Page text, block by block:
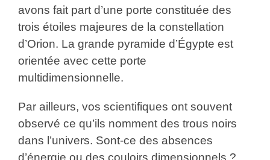
avons fait part d’une porte constituée des
trois étoiles majeures de la constellation
d’Orion. La grande pyramide d’Égypte est
orientée avec cette porte
multidimensionnelle.
Par ailleurs, vos scientifiques ont souvent
observé ce qu’ils nomment des trous noirs
dans l’univers. Sont-ce des absences
d’énergie ou des couloirs dimensionnels ?